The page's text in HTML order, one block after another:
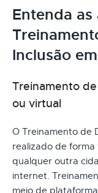
Entenda
Inclusão
Treinamento
ou virtual
O Treinamento de
realizado de forma
qualquer outra
internet.
meio de